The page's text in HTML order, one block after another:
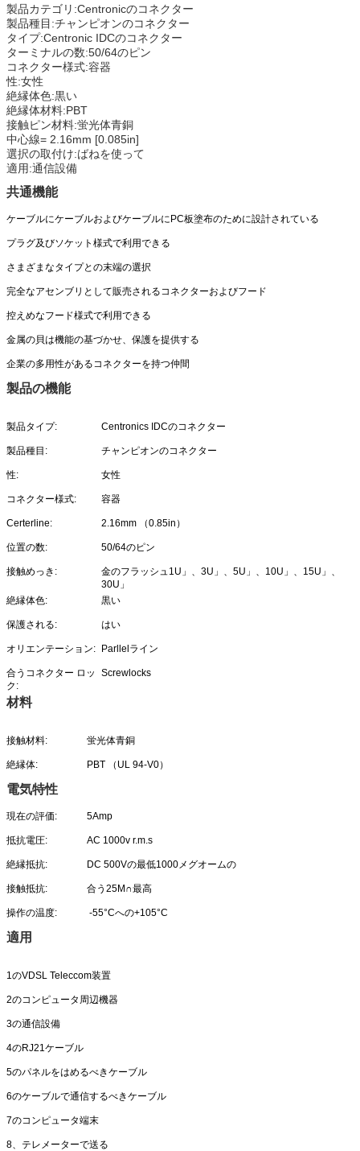
製品カテゴリ:Centronicのコネクター
製品種目:チャンピオンのコネクター
タイプ:Centronic IDCのコネクター
ターミナルの数:50/64のピン
コネクター様式:容器
性:女性
絶縁体色:黒い
絶縁体材料:PBT
接触ピン材料:蛍光体青銅
中心線= 2.16mm [0.085in]
選択の取付け:ばねを使って
適用:通信設備
共通機能
ケーブルにケーブルおよびケーブルにPC板塗布のために設計されている
プラグ及びソケット様式で利用できる
さまざまなタイプとの末端の選択
完全なアセンブリとして販売されるコネクターおよびフード
控えめなフード様式で利用できる
金属の貝は機能の基づかせ、保護を提供する
企業の多用性があるコネクターを持つ仲間
製品の機能
製品タイプ: Centronics IDCのコネクター
製品種目: チャンピオンのコネクター
性: 女性
コネクター様式: 容器
Certerline: 2.16mm （0.85in）
位置の数: 50/64のピン
接触めっき:
金のフラッシュ1U」、3U」、5U」、10U」、15U」、
30U」
絶縁体色:
黒い
保護される: はい
オリエンテーション: Parllelライン
合うコネクター ロッ
ク:
Screwlocks
材料
接触材料: 蛍光体青銅
絶縁体: PBT （UL 94-V0）
電気特性
現在の評価: 5Amp
抵抗電圧: AC 1000v r.m.s
絶縁抵抗: DC 500Vの最低1000メグオームの
接触抵抗: 合う25M∩最高
操作の温度: -55°Cへの+105°C
適用
1のVDSL Teleccom装置
2のコンピュータ周辺機器
3の通信設備
4のRJ21ケーブル
5のパネルをはめるべきケーブル
6のケーブルで通信するべきケーブル
7のコンピュータ端末
8、テレメーターで送る